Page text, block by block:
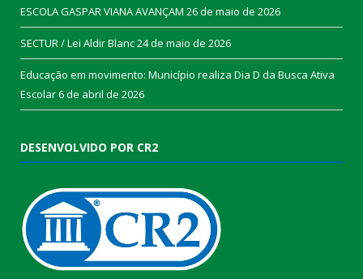
ESCOLA GASPAR VIANA AVANÇAM 26 de maio de 2026
SECTUR / Lei Aldir Blanc24 de maio de 2026
Educação em movimento: Município realiza Dia D da Busca Ativa
Escolar6 de abril de 2026
DESENVOLVIDO POR CR2